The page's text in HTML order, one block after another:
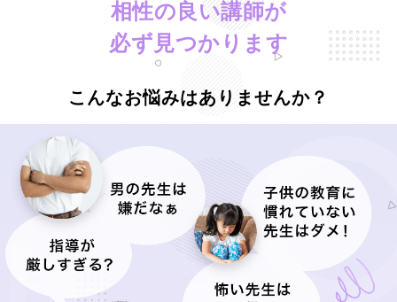
相性の良い講師が
必ず見つかります
こんなお悩みはありませんか？